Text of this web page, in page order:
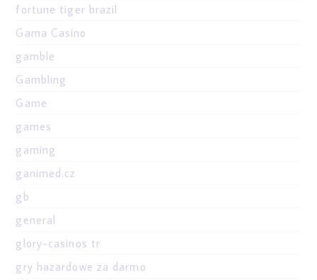
fortune tiger brazil
Gama Casino
gamble
Gambling
Game
games
gaming
ganimed.cz
gb
general
glory-casinos tr
gry hazardowe za darmo